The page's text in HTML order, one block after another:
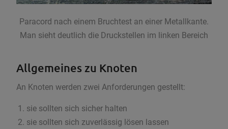
Paracord nach einem Bruchtest an einer Metallkante.
Man sieht deutlich die Druckstellen im linken Bereich
Allgemeines zu Knoten
An Knoten werden zwei Anforderungen gestellt:
sie sollten sich sicher halten
sie sollten sich zuverlässig lösen lassen